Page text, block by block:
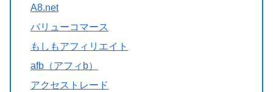
A8.net
バリューコマース
もしもアフィリエイト
afb（アフィb）
アクセストレード